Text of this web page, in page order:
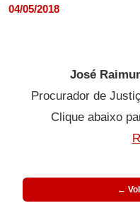
04/05/2018
José
Procurador de
Clique abaixo
←